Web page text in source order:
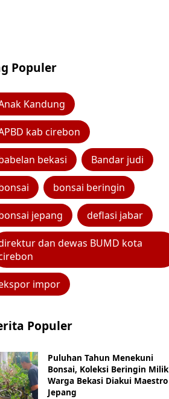
Populer
Kandung
kab cirebon
bekasi Bandar judi
bonsai beringin
jepang deflasi jabar
dan dewas BUMD kota
impor
Populer
Puluhan Tahun Menekuni
Bonsai, Koleksi Beringin Milik
Warga Bekasi Diakui Maestro
Jepang